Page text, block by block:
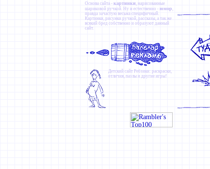
Основа сайта - картинки, нарисованные
шариковой ручкой. Ну и естественно - юмор,
правда зачастую весьма специфичный.
Картинки, рисунки ручкой, рассказы, а так же
всякий бред собственно и образуют данный
сайт.
Детский сайт Ребзики: раскраски,
отличия, пазлы и другие игры!